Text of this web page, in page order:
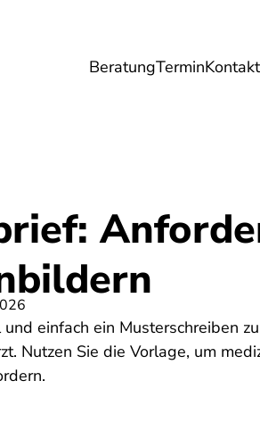
BeratungTerminKontakt
Umwelt Gesundheit
einfach ein Musterschreiben
Nutzen Sie die Vorlage, um